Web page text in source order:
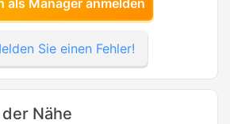
Sie einen Fehler!
Nähe